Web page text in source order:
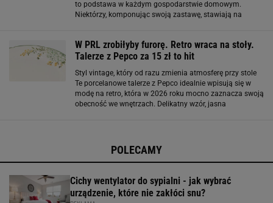
to podstawa w każdym gospodarstwie domowym.
Niektórzy, komponując swoją zastawę, stawiają na
W PRL zrobiłyby furorę. Retro wraca na stoły.
Talerze z Pepco za 15 zł to hit
Styl vintage, który od razu zmienia atmosferę przy stole
Te porcelanowe talerze z Pepco idealnie wpisują się w
modę na retro, która w 2026 roku mocno zaznacza swoją
obecność we wnętrzach. Delikatny wzór, jasna
POLECAMY
Cichy wentylator do sypialni - jak wybrać
urządzenie, które nie zakłóci snu?